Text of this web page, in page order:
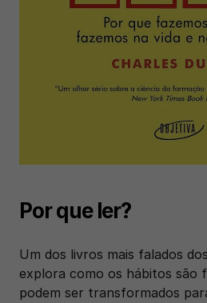
Por que ler?
Um dos livros mais falados
explora como os hábitos são
podem ser transformados